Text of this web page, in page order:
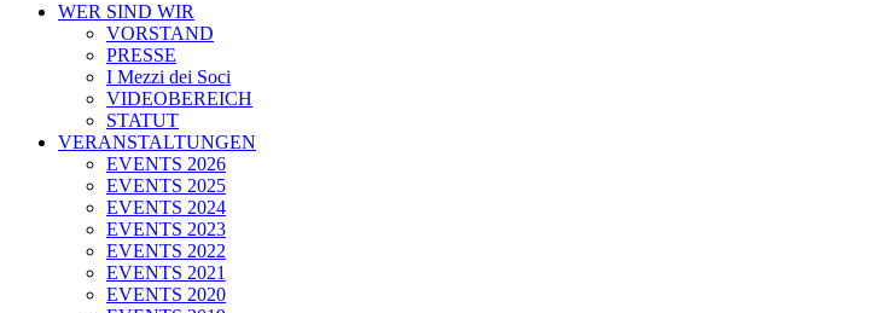
WER SIND WIR
VORSTAND
PRESSE
I Mezzi dei Soci
VIDEOBEREICH
STATUT
VERANSTALTUNGEN
EVENTS 2026
EVENTS 2025
EVENTS 2024
EVENTS 2023
EVENTS 2022
EVENTS 2021
EVENTS 2020